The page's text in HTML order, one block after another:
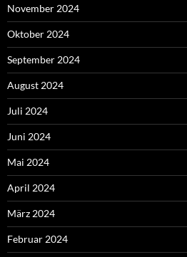
November 2024
Oktober 2024
September 2024
August 2024
Juli 2024
Juni 2024
Mai 2024
April 2024
März 2024
Februar 2024